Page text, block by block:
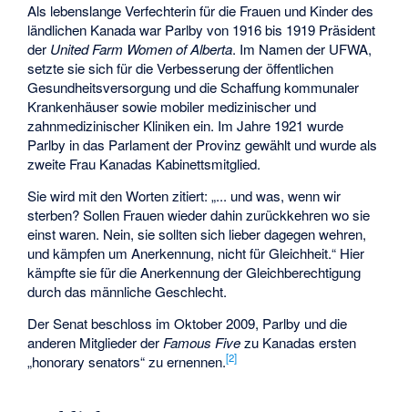
Als lebenslange Verfechterin für die Frauen und Kinder des
ländlichen Kanada war Parlby von 1916 bis 1919 Präsident
der United Farm Women of Alberta. Im Namen der UFWA,
setzte sie sich für die Verbesserung der öffentlichen
Gesundheitsversorgung und die Schaffung kommunaler
Krankenhäuser sowie mobiler medizinischer und
zahnmedizinischer Kliniken ein. Im Jahre 1921 wurde
Parlby in das Parlament der Provinz gewählt und wurde als
zweite Frau Kanadas Kabinettsmitglied.
Sie wird mit den Worten zitiert: „... und was, wenn wir
sterben? Sollen Frauen wieder dahin zurückkehren wo sie
einst waren. Nein, sie sollten sich lieber dagegen wehren,
und kämpfen um Anerkennung, nicht für Gleichheit.“ Hier
kämpfte sie für die Anerkennung der Gleichberechtigung
durch das männliche Geschlecht.
Der Senat beschloss im Oktober 2009, Parlby und die
anderen Mitglieder der Famous Fivezu Kanadas ersten
„honorary senators“ zu ernennen.[2]